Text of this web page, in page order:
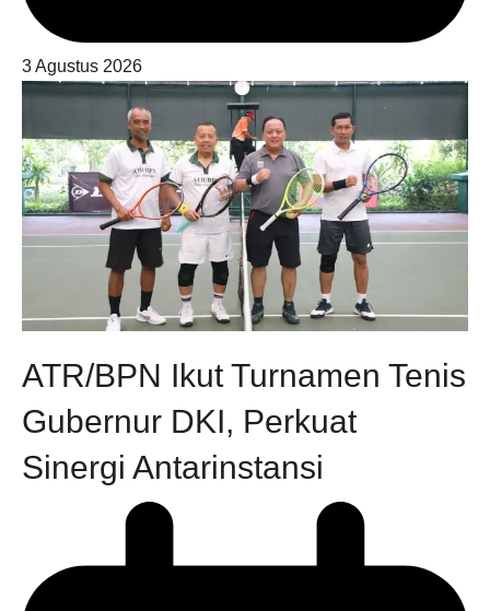
3 Agustus 2026
ATR/BPN Ikut Turnamen Tenis
Gubernur DKI, Perkuat
Sinergi Antarinstansi